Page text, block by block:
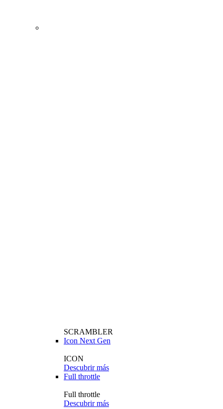
SCRAMBLER
Icon Next Gen
ICON
Descubrir más
Full throttle
Full throttle
Descubrir más